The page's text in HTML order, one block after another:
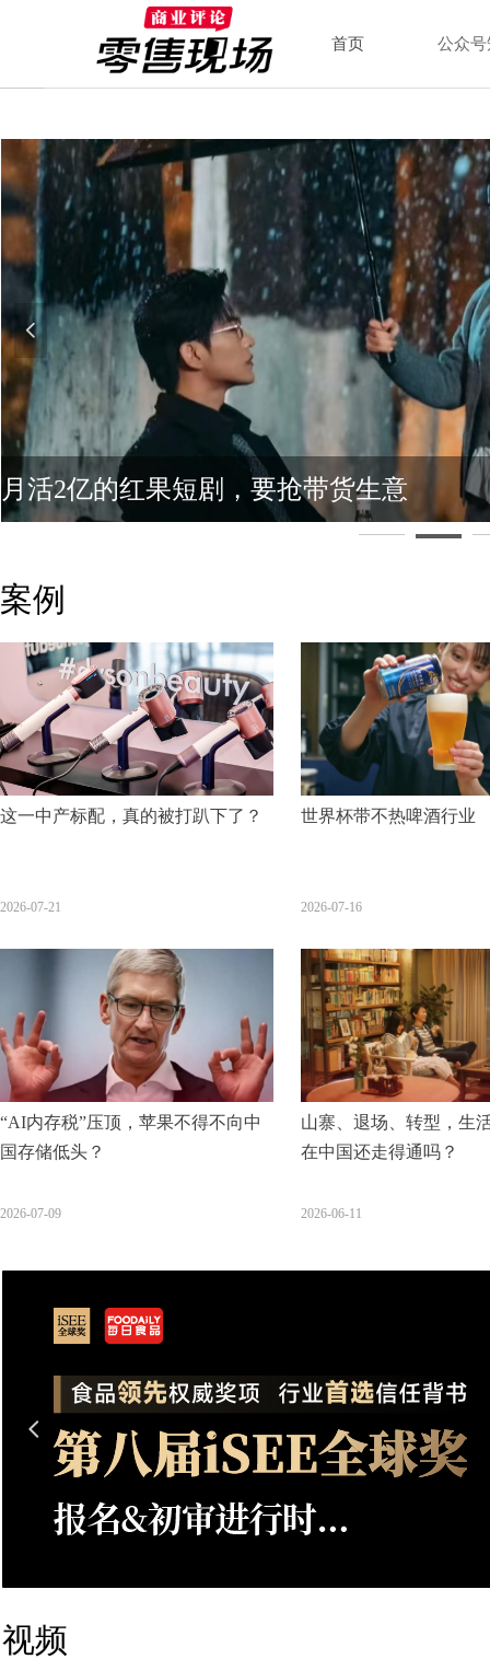
公众号
首页
新消费，资本“退烧”
넳
案例
这一中产标配，真的被打趴下了？
2026-07-21
世界杯带不热啤酒行业
2026-07-16
“AI内存税”压顶，苹果不得不向中
国存储低头？
2026-07-09
山寨、退场、转型，生
在中国还走得通吗？
2026-06-11
视频
넳